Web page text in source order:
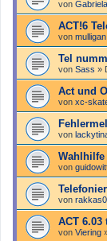
von Gabriela
ACT!6
von mulligan
Tel
von Sass »
Act und
von xc-
von
Wahlhilfe
von
von
ACT
von Viering